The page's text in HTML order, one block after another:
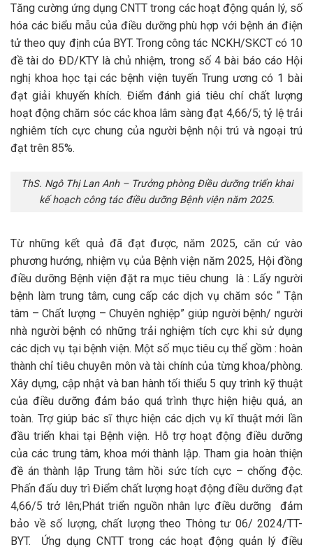
Tăng cường ứng dụng CNTT trong các hoạt động quản lý, số
hóa các biểu mẫu của điều dưỡng phù hợp với bệnh án điện
tử theo quy định của BYT. Trong công tác NCKH/SKCT có 10
đề tài do ĐD/KTY là chủ nhiệm, trong số 4 bài báo cáo Hội
nghị khoa học tại các bệnh viện tuyến Trung ương có 1 bài
đạt giải khuyến khích. Điểm đánh giá tiêu chí chất lượng
hoạt động chăm sóc các khoa lâm sàng đạt 4,66/5; tỷ lệ trải
nghiêm tích cực chung của người bệnh nội trú và ngoại trú
đạt trên 85%.
ThS. Ngô Thị Lan Anh – Trưởng phòng Điều dưỡng triển khai
kế hoạch công tác điều dưỡng Bệnh viện năm 2025.
Từ những kết quả đã đạt được, năm 2025, căn cứ vào
phương hướng, nhiệm vụ của Bệnh viện năm 2025, Hội đồng
điều dưỡng Bệnh viện đặt ra mục tiêu chung là : Lấy người
bệnh làm trung tâm, cung cấp các dịch vụ chăm sóc “ Tận
tâm – Chất lượng – Chuyên nghiệp” giúp người bệnh/ người
nhà người bệnh có những trải nghiệm tích cực khi sử dụng
các dịch vụ tại bệnh viện. Một số mục tiêu cụ thể gồm : hoàn
thành chỉ tiêu chuyên môn và tài chính của từng khoa/phòng.
Xây dựng, cập nhật và ban hành tối thiểu 5 quy trình kỹ thuật
của điều dưỡng đảm bảo quá trình thực hiện hiệu quả, an
toàn. Trợ giúp bác sĩ thực hiện các dịch vụ kĩ thuật mới lần
đầu triển khai tại Bệnh viện. Hỗ trợ hoạt động điều dưỡng
của các trung tâm, khoa mới thành lập. Tham gia hoàn thiện
đề án thành lập Trung tâm hồi sức tích cực – chống độc.
Phấn đấu duy trì Điểm chất lượng hoạt động điều dưỡng đạt
4,66/5 trở lên;Phát triển nguồn nhân lực điều dưỡng đảm
bảo về số lượng, chất lượng theo Thông tư 06/ 2024/TT-
BYT. Ứng dụng CNTT trong các hoạt động quản lý điều